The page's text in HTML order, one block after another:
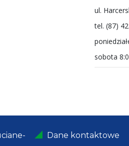
ul.
tel. (87)
sobota
Dane kontaktowe